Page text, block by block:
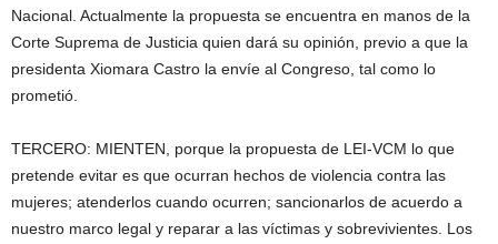
Nacional. Actualmente la propuesta se encuentra en manos de la
Corte Suprema de Justicia quien dará su opinión, previo a que la
presidenta Xiomara Castro la envíe al Congreso, tal como lo
prometió.
TERCERO: MIENTEN, porque la propuesta de LEI-VCM lo que
pretende evitar es que ocurran hechos de violencia contra las
mujeres; atenderlos cuando ocurren; sancionarlos de acuerdo a
nuestro marco legal y reparar a las víctimas y sobrevivientes. Los